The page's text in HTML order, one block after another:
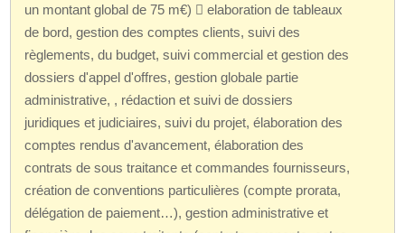
un montant global de 75 m€)  elaboration de tableaux
de bord, gestion des comptes clients, suivi des
règlements, du budget, suivi commercial et gestion des
dossiers d'appel d'offres, gestion globale partie
administrative, , rédaction et suivi de dossiers
juridiques et judiciaires, suivi du projet, élaboration des
comptes rendus d'avancement, élaboration des
contrats de sous traitance et commandes fournisseurs,
création de conventions particulières (compte prorata,
délégation de paiement…), gestion administrative et